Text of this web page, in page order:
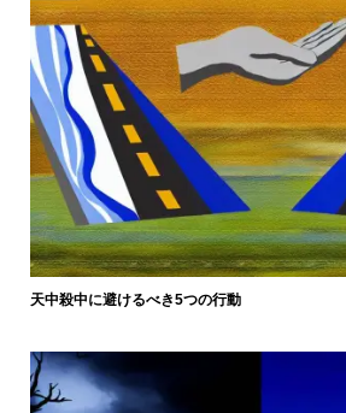
天中殺中に避けるべき5つの行動